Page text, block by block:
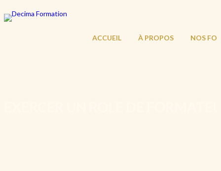
ACCUEIL À PROPOS NOS